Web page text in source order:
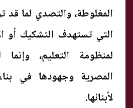
المغلوطة، والتصدي لما قد
التي تستهدف التشكيك أو
لمنظومة التعليم،
المصرية وجهودها في
لأبنائها.